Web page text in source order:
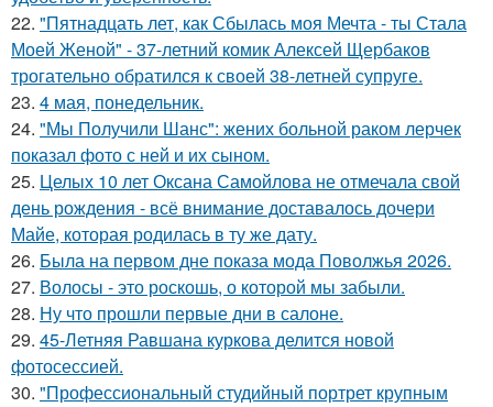
22. "Пятнадцать лет, как Сбылась моя Мечта - ты Стала
Моей Женой" - 37-летний комик Алексей Щербаков
трогательно обратился к своей 38-летней супруге.
23. 4 мая, понедельник.
24. "Мы Получили Шанс": жених больной раком лерчек
показал фото с ней и их сыном.
25. Целых 10 лет Оксана Самойлова не отмечала свой
день рождения - всё внимание доставалось дочери
Майе, которая родилась в ту же дату.
26. Была на первом дне показа мода Поволжья 2026.
27. Волосы - это роскошь, о которой мы забыли.
28. Ну что прошли первые дни в салоне.
29. 45-Летняя Равшана куркова делится новой
фотосессией.
30. "Профессиональный студийный портрет крупным